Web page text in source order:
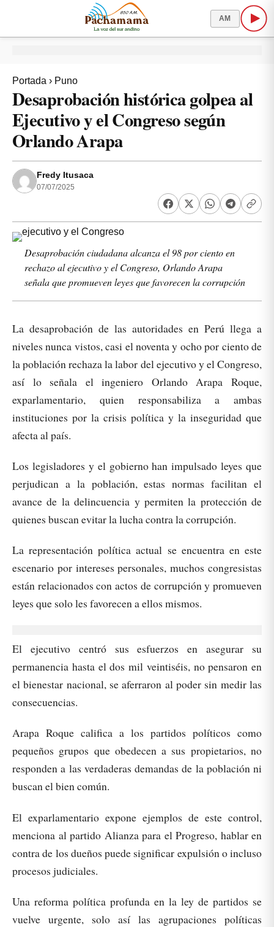
AM
Portada › Puno
Desaprobación histórica golpea al
Ejecutivo y el Congreso según
Orlando Arapa
Fredy Itusaca
07/07/2025
Desaprobación ciudadana alcanza el 98 por ciento en
rechazo al ejecutivo y el Congreso, Orlando Arapa
señala que promueven leyes que favorecen la corrupción
La desaprobación de las autoridades en Perú llega a
niveles nunca vistos, casi el noventa y ocho por ciento de
la población rechaza la labor del ejecutivo y el Congreso,
así lo señala el ingeniero Orlando Arapa Roque,
exparlamentario, quien responsabiliza a ambas
instituciones por la crisis política y la inseguridad que
afecta al país.
Los legisladores y el gobierno han impulsado leyes que
perjudican a la población, estas normas facilitan el
avance de la delincuencia y permiten la protección de
quienes buscan evitar la lucha contra la corrupción.
La representación política actual se encuentra en este
escenario por intereses personales, muchos congresistas
están relacionados con actos de corrupción y promueven
leyes que solo les favorecen a ellos mismos.
El ejecutivo centró sus esfuerzos en asegurar su
permanencia hasta el dos mil veintiséis, no pensaron en
el bienestar nacional, se aferraron al poder sin medir las
consecuencias.
Arapa Roque califica a los partidos políticos como
pequeños grupos que obedecen a sus propietarios, no
responden a las verdaderas demandas de la población ni
buscan el bien común.
El exparlamentario expone ejemplos de este control,
menciona al partido Alianza para el Progreso, hablar en
contra de los dueños puede significar expulsión o incluso
procesos judiciales.
Una reforma política profunda en la ley de partidos se
vuelve urgente, solo así las agrupaciones políticas